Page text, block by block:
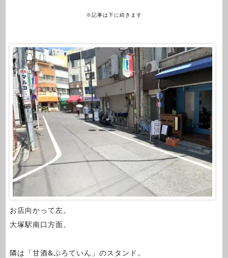
※記事は下に続きます
お店向かって左。
大塚駅南口方面。
隣は「甘酒&ぷろていん」のスタンド。